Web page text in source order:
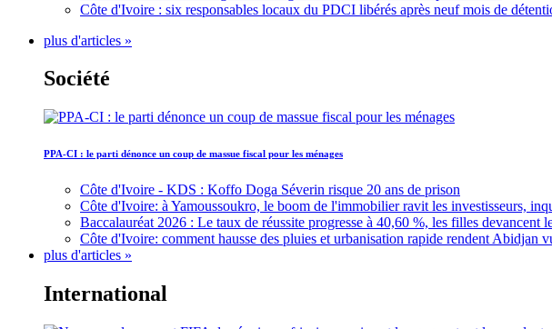
Côte d'Ivoire : six responsables locaux du PDCI libérés après neuf mois de
plus d'articles »
Société
PPA-CI : le parti dénonce un coup de massue fiscal pour les ménages
Côte d'Ivoire - KDS : Koffo Doga Séverin risque 20 ans de prison
Côte d'Ivoire: à Yamoussoukro, le boom de l'immobilier ravit les investisseurs,
Baccalauréat 2026 : Le taux de réussite progresse à 40,60 %, les filles devancent
Côte d'Ivoire: comment hausse des pluies et urbanisation rapide rendent Abidjan
plus d'articles »
International